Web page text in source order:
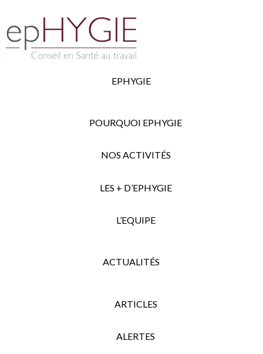
EPHYGIE
POURQUOI EPHYGIE
NOS ACTIVITÉS
LES + D’EPHYGIE
L’EQUIPE
ACTUALITÉS
ARTICLES
ALERTES